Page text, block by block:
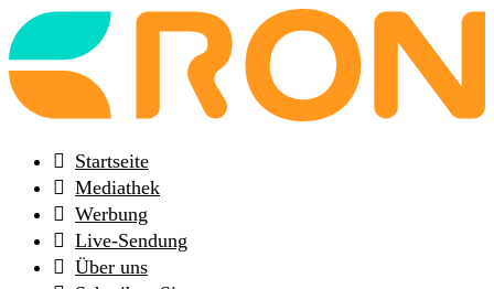
Back
to
frontpage
Startseite
Mediathek
Werbung
Live-Sendung
Über uns